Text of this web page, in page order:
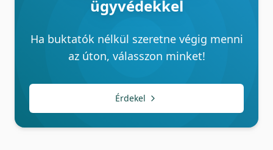
ügyvédekkel
Ha buktatók nélkül szeretne végig menni
az úton, válasszon minket!
Érdekel